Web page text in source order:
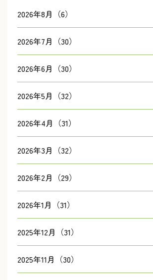
2026年8月（6）
2026年7月（30）
2026年6月（30）
2026年5月（32）
2026年4月（31）
2026年3月（32）
2026年2月（29）
2026年1月（31）
2025年12月（31）
2025年11月（30）